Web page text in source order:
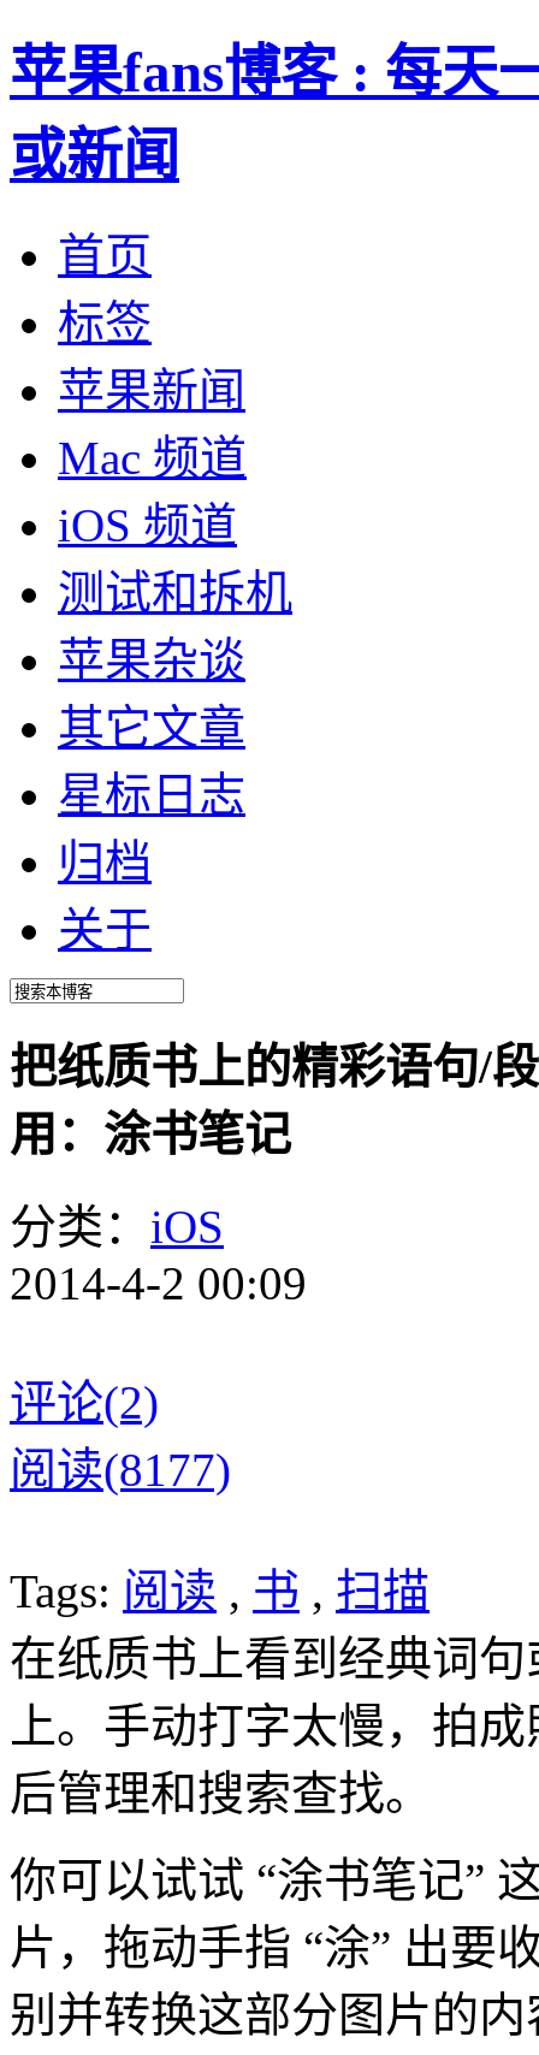
苹果fans博客 : 每天
或新闻
首页
标签
苹果新闻
Mac 频道
iOS 频道
测试和拆机
苹果杂谈
其它文章
星标日志
归档
关于
把纸质书上的精彩语句/
用：涂书笔记
分类： iOS
2014-4-2 00:09
评论(2)
阅读(8177)
Tags: 阅读 , 书 , 扫描
在纸质书上看到经典词
上。手动打字太慢，拍
后管理和搜索查找。
你可以试试 “涂书笔记”
片，拖动手指 “涂” 出要
别并转换这部分图片的